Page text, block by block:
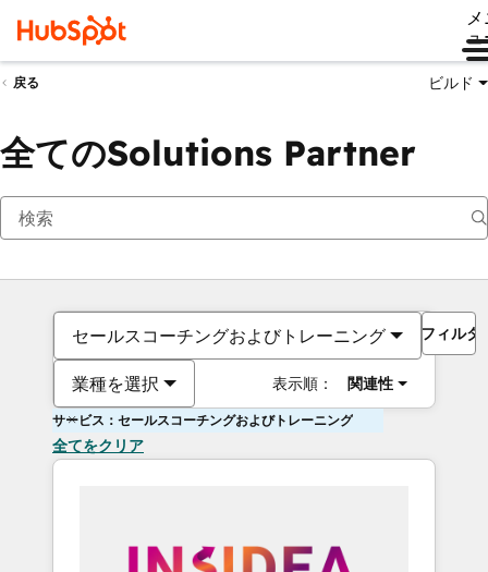
ュ
戻る ビルド
全てのSolutions Partner
セールスコーチングおよびトレーニング
業種を選択 表示順： 関連性
フィルタ
サービス：セールスコーチングおよびトレーニング
全てをクリア